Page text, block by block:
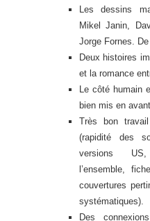
Les dessins
Mikel Janin,
Jorge Fornes.
Deux histoires
et la romance
Le côté humain
bien mis en
Très bon travail
(rapidité des
versions
l’ensemble,
couvertures
systématiques).
Des